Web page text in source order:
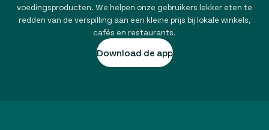
voedingsproducten. We helpen onze gebruikers lekker eten te
redden van de verspilling aan een kleine prijs bij lokale winkels,
cafés en restaurants.
Download de app